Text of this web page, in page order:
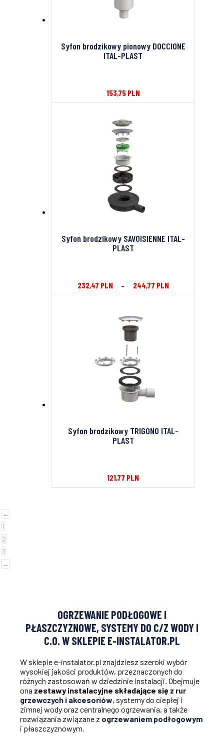
Syfon brodzikowy pionowy DOCCIONE
ITAL-PLAST
153,75 PLN
Syfon brodzikowy SAVOISIENNE ITAL-
PLAST
232,47 PLN – 244,77 PLN
Syfon brodzikowy TRIGONO ITAL-
PLAST
121,77 PLN
←
1
2
3
→
OGRZEWANIE PODŁOGOWE I
PŁASZCZYZNOWE, SYSTEMY DO C/Z WODY I
C.O. W SKLEPIE E-INSTALATOR.PL
W sklepie e-instalator.pl znajdziesz szeroki wybór
wysokiej jakości produktów, przeznaczonych do
różnych zastosowań w dziedzinie instalacji. Obejmuje
ona zestawy instalacyjne składające się z rur
grzewczych i akcesoriów, systemy do ciepłej i
zimnej wody oraz centralnego ogrzewania, a także
rozwiązania związane z ogrzewaniem podłogowym
i płaszczyznowym.